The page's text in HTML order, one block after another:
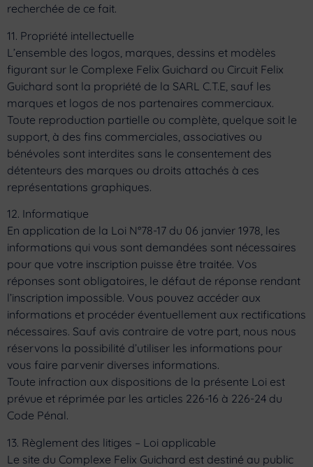
recherchée de ce fait.
11. Propriété intellectuelle
L’ensemble des logos, marques, dessins et modèles
figurant sur le Complexe Felix Guichard ou Circuit Felix
Guichard sont la propriété de la SARL C.T.E, sauf les
marques et logos de nos partenaires commerciaux.
Toute reproduction partielle ou complète, quelque soit le
support, à des fins commerciales, associatives ou
bénévoles sont interdites sans le consentement des
détenteurs des marques ou droits attachés à ces
représentations graphiques.
12. Informatique
En application de la Loi N°78-17 du 06 janvier 1978, les
informations qui vous sont demandées sont nécessaires
pour que votre inscription puisse être traitée. Vos
réponses sont obligatoires, le défaut de réponse rendant
l’inscription impossible. Vous pouvez accéder aux
informations et procéder éventuellement aux rectifications
nécessaires. Sauf avis contraire de votre part, nous nous
réservons la possibilité d’utiliser les informations pour
vous faire parvenir diverses informations.
Toute infraction aux dispositions de la présente Loi est
prévue et réprimée par les articles 226-16 à 226-24 du
Code Pénal.
13. Règlement des litiges – Loi applicable
Le site du Complexe Felix Guichard est destiné au public